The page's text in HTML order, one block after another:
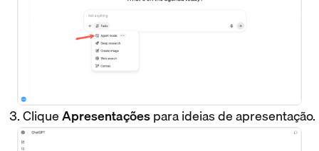
CliqueApresentaçõespara ideias de apresentação.